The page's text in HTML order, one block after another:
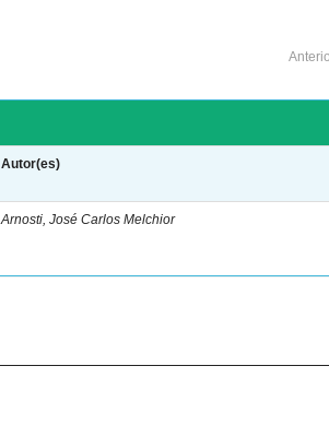
Autor(es)
Arnosti, José Carlos Melchior